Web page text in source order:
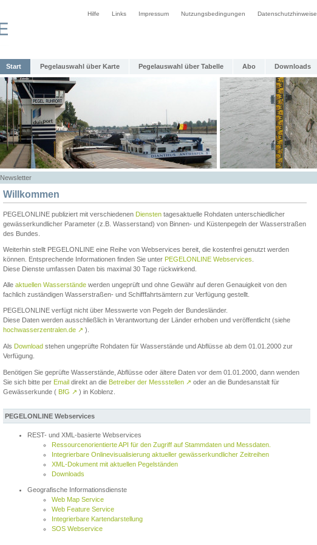
Hilfe Links Impressum Nutzungsbedingungen Datenschutzhinweise
Start Pegelauswahl über Karte Pegelauswahl über Tabelle Abo Downloads
Newsletter
Willkommen
PEGELONLINE publiziert mit verschiedenen Diensten tagesaktuelle Rohdaten unterschiedlicher
gewässerkundlicher Parameter (z.B. Wasserstand) von Binnen- und Küstenpegeln der Wasserstraßen
des Bundes.
Weiterhin stellt PEGELONLINE eine Reihe von Webservices bereit, die kostenfrei genutzt werden
können. Entsprechende Informationen finden Sie unter PEGELONLINE Webservices
Diese Dienste umfassen Daten bis maximal 30 Tage rückwirkend.
Alle aktuellen Wasserstände werden ungeprüft und ohne Gewähr auf deren Genauigkeit von den
fachlich zuständigen Wasserstraßen- und Schifffahrtsämtern zur Verfügung gestellt.
PEGELONLINE verfügt nicht über Messwerte von Pegeln der Bundesländer.
Diese Daten werden ausschließlich in Verantwortung der Länder erhoben und veröffentlicht (siehe
hochwasserzentralen.de ↗ ).
Als Download stehen ungeprüfte Rohdaten für Wasserstände und Abflüsse ab dem 01.01.2000 zur
Verfügung.
Benötigen Sie geprüfte Wasserstände, Abflüsse oder ältere Daten vor dem 01.01.2000, dann wenden
Sie sich bitte per Email direkt an die Betreiber der Messstellen ↗ oder an die Bundesanstalt für
Gewässerkunde ( BfG ↗ ) in Koblenz.
PEGELONLINE Webservices
REST- und XML-basierte Webservices
Ressourcenorientierte API für den Zugriff auf Stammdaten und Messdaten.
Integrierbare Onlinevisualisierung aktueller gewässerkundlicher Zeitreihen
XML-Dokument mit aktuellen Pegelständen
Downloads
Geografische Informationsdienste
Web Map Service
Web Feature Service
Integrierbare Kartendarstellung
SOS Webservice